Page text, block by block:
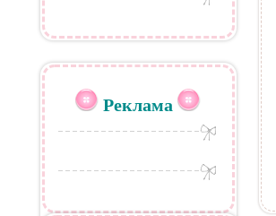
Реклама